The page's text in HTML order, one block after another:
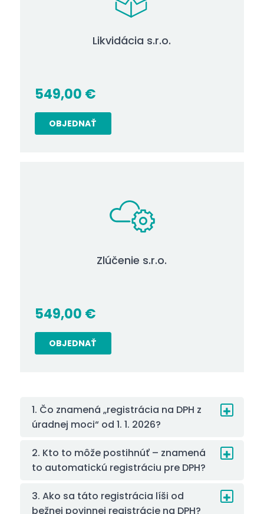
Likvidácia s.r.o.
549,00 €
OBJEDNAŤ
Zlúčenie s.r.o.
549,00 €
OBJEDNAŤ
1. Čo znamená „registrácia na DPH z
úradnej moci“ od 1. 1. 2026?
2. Kto to môže postihnúť – znamená
to automatickú registráciu pre DPH?
3. Ako sa táto registrácia líši od
bežnej povinnej registrácie na DPH?